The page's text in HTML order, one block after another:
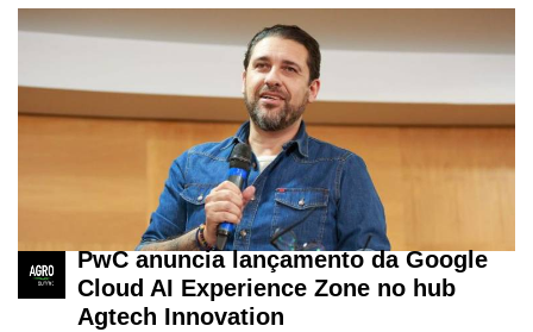
PwC anuncia lançamento da Google
Cloud AI Experience Zone no hub
Agtech Innovation